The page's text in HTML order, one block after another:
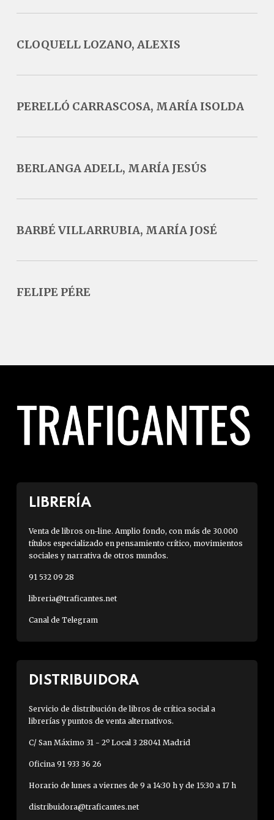
CLOQUELL LOZANO, ALEXIS
PERELLÓ CARRASCOSA, MARÍA ISOLDA
BERLANGA ADELL, MARÍA JESÚS
BARBÉ VILLARRUBIA, MARÍA JOSÉ
FELIPE PÉRE
LIBRERÍA
Venta de libros on-line. Amplio fondo, con más de 30.000
títulos especializado en pensamiento crítico, movimientos
sociales y narrativa de otros mundos.
91 532 09 28
libreria@traficantes.net
Canal de Telegram
DISTRIBUIDORA
Servicio de distribución de libros de crítica social a
librerías y puntos de venta alternativos.
C/ San Máximo 31 - 2º Local 3 28041 Madrid
Oficina 91 933 36 26
Horario de lunes a viernes de 9 a 14:30 h y de 15:30 a 17 h
distribuidora@traficantes.net